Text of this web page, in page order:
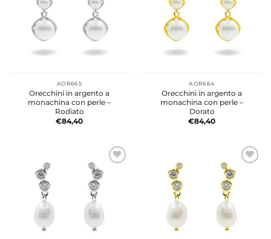
AOR665
Orecchini in argento a
monachina con perle –
Rodiato
€84,40
AOR664
Orecchini in argento a
monachina con perle –
Dorato
€84,40